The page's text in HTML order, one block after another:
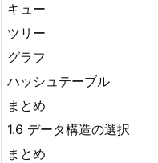
キュー
ツリー
グラフ
ハッシュテーブル
まとめ
1.6 データ構造の選択
まとめ